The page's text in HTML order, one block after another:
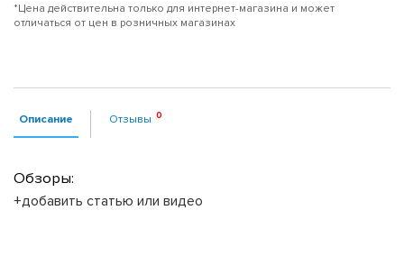
*Цена действительна только для интернет-магазина и может
отличаться от цен в розничных магазинах
Описание Отзывы
Обзоры:
+добавить статью или видео